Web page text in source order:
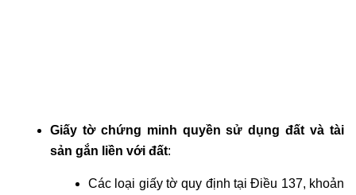
Giấy tờ chứng minh quyền sử dụng đất và tài
sản gắn liền với đất:
Các loại giấy tờ quy định tại Điều 137, khoản